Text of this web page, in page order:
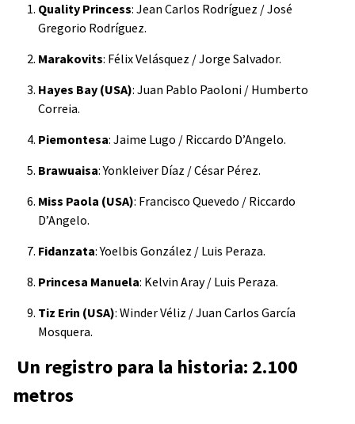
Quality Princess: Jean Carlos Rodríguez / José
Gregorio Rodríguez.
Marakovits: Félix Velásquez / Jorge Salvador.
Hayes Bay (USA): Juan Pablo Paoloni / Humberto
Correia.
Piemontesa: Jaime Lugo / Riccardo D’Angelo.
Brawuaisa: Yonkleiver Díaz / César Pérez.
Miss Paola (USA): Francisco Quevedo / Riccardo
D’Angelo.
Fidanzata: Yoelbis González / Luis Peraza.
Princesa Manuela: Kelvin Aray / Luis Peraza.
Tiz Erin (USA): Winder Véliz / Juan Carlos García
Mosquera.
Un registro para la historia: 2.100
metros